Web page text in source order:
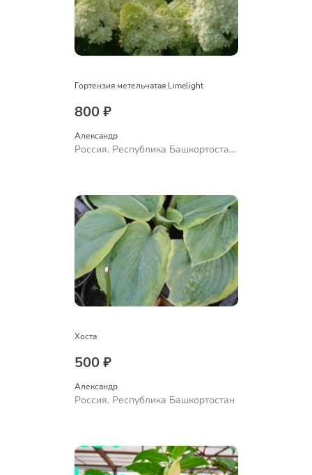
Гортензия метельчатая Limelight
800 ₽
Александр
Россия, Республика Башкортостан,
Хоста
500 ₽
Александр
Россия, Республика Башкортостан